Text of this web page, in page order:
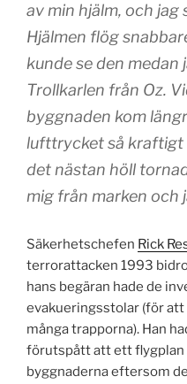
av min hjälm, och jag
Hjälmen flög
kunde se den medan
Trollkarlen från Oz.
byggnaden kom
lufttrycket så kraftigt
det nästan höll
mig från marken och
Säkerhetschefen Rick
terrorattacken 1993
hans begäran hade de
evakueringsstolar (för
många trapporna). Han
förutspått att ett flygplan
byggnaderna eftersom